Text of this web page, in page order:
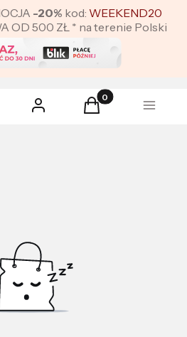
-20% kod: WEEKEND20
OD 500 ZŁ * na terenie Polski
wyszukiwarkę
Zaloguj się Produkty w
Koszyk Menu